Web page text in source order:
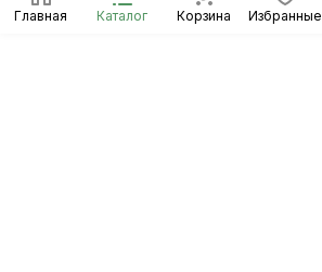
Главная Каталог Корзина Избранные